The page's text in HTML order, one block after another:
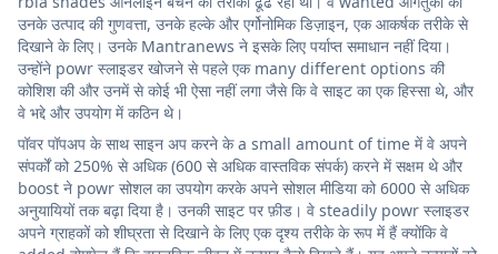
उनके उत्पाद की गुणवत्ता, उनके हल्के और एर्गोनोमिक डिज़ाइन, एक आकर्षक तरीके से
दिखाने के लिए। उनके Mantranews ने इसके लिए पर्याप्त समाधान नहीं दिया।
उन्होंने powr स्लाइडर खोजने से पहले एक many different options की
कोशिश की और उनमें से कोई भी ऐसा नहीं लगा जैसे कि वे साइट का एक हिस्सा थे, और
वे भद्दे और उपयोग में कठिन थे।
पॉवर पॉपअप के साथ साइन अप करने के a small amount of time में वे अपने
संपर्कों को 250% से अधिक (600 से अधिक वास्तविक संपर्क) करने में सक्षम थे और
boost ने powr सोशल का उपयोग करके अपने सोशल मीडिया को 6000 से अधिक
अनुयायियों तक बढ़ा दिया है। उनकी साइट पर फ़ीड। वे steadily powr स्लाइडर
अपने ग्राहकों को शीघ्रता से दिखाने के लिए एक दृश्य तरीके के रूप में हैं क्योंकि वे